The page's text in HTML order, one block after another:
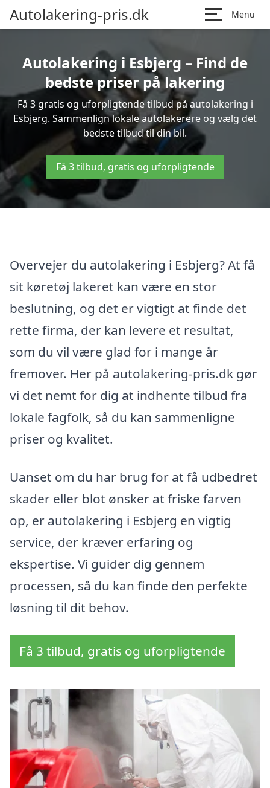
Autolakering-pris.dk Menu
Autolakering i Esbjerg – Find de
bedste priser på lakering
Få 3 gratis og uforpligtende tilbud på autolakering i
Esbjerg. Sammenlign lokale autolakerere og vælg det
bedste tilbud til din bil.
Få 3 tilbud, gratis og uforpligtende
Overvejer du autolakering i Esbjerg? At få
sit køretøj lakeret kan være en stor
beslutning, og det er vigtigt at finde det
rette firma, der kan levere et resultat,
som du vil være glad for i mange år
fremover. Her på autolakering-pris.dk gør
vi det nemt for dig at indhente tilbud fra
lokale fagfolk, så du kan sammenligne
priser og kvalitet.
Uanset om du har brug for at få udbedret
skader eller blot ønsker at friske farven
op, er autolakering i Esbjerg en vigtig
service, der kræver erfaring og
ekspertise. Vi guider dig gennem
processen, så du kan finde den perfekte
løsning til dit behov.
Få 3 tilbud, gratis og uforpligtende